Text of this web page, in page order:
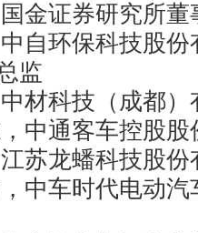
证券研究所董
环保科技股份
监
科技（成都）
通客车控股股
龙蟠科技股份
车时代电动汽